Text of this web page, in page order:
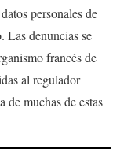
personales de
Las denuncias se
francés de
al regulador
de muchas de estas